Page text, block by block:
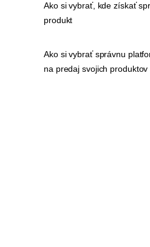
Ako si vybrať, kde získať
produkt
Ako si vybrať správnu
na predaj svojich produktov